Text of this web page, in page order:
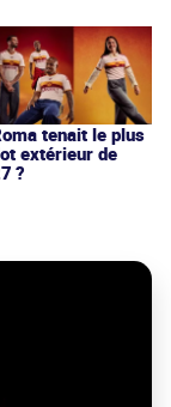
tenait le plus
extérieur de
?